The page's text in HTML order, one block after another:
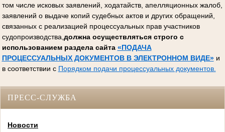
том числе исковых заявлений, ходатайств, апелляционных жалоб,
заявлений о выдаче копий судебных актов и других обращений,
связанных с реализацией процессуальных прав участников
судопроизводства, должна осуществляться строго с
использованием раздела сайта «ПОДАЧА
ПРОЦЕССУАЛЬНЫХ ДОКУМЕНТОВ В ЭЛЕКТРОННОМ ВИДЕ» и
в соответствии с Порядком подачи процессуальных документов.
ПРЕСС-СЛУЖБА
Новости